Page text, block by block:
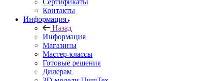
Сертификаты
Контакты
Информация
Назад
Информация
Магазины
Мастер-классы
Готовые решения
Дилерам